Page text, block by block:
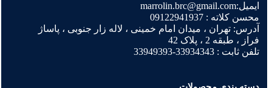
ایمیل:marrolin.brc@gmail.com
محسن کلاته : 09122941937
آدرس: تهران ، میدان امام خمینی ، لاله زار جنوبی ، پاساژ
فراز ، طبقه 2 ، پلاک 42
تلفن ثابت : 33934343-33949393